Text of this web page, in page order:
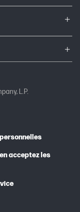
L.P.
acceptez les